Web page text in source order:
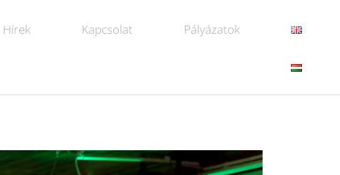
Hírek Kapcsolat Pályázatok